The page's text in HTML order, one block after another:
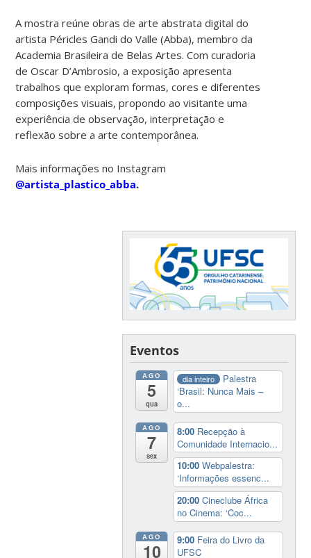
A mostra reúne obras de arte abstrata digital do
artista Péricles Gandi do Valle (Abba), membro da
Academia Brasileira de Belas Artes. Com curadoria
de Oscar D’Ambrosio, a exposição apresenta
trabalhos que exploram formas, cores e diferentes
composições visuais, propondo ao visitante uma
experiência de observação, interpretação e
reflexão sobre a arte contemporânea.
Mais informações no Instagram
@artista_plastico_abba.
Eventos
AGO
5
qua
dia inteiro
Palestra
‘Brasil: Nunca Mais –
o...
AGO
7
sex
8:00 Recepção à
Comunidade Internacio...
10:00Webpalestra:
‘Informações essenc...
20:00Cineclube África
no Cinema: ‘Coc...
AGO
10
9:00 Feira do Livro da
UFSC